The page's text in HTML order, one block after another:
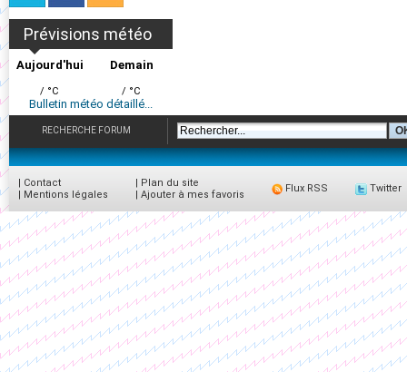
Prévisions météo
Aujourd'hui
/ °C
Demain
/ °C
Bulletin météo détaillé...
RECHERCHE FORUM
| Contact
| Mentions légales
| Plan du site
| Ajouter à mes favoris
Flux RSS Twitter